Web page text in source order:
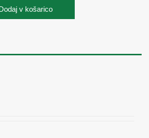
pritrdilni komplet - bel količina
v košarico